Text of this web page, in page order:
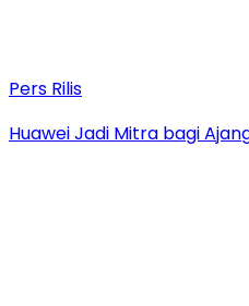
Pers Rilis
Huawei Jadi Mitra bagi